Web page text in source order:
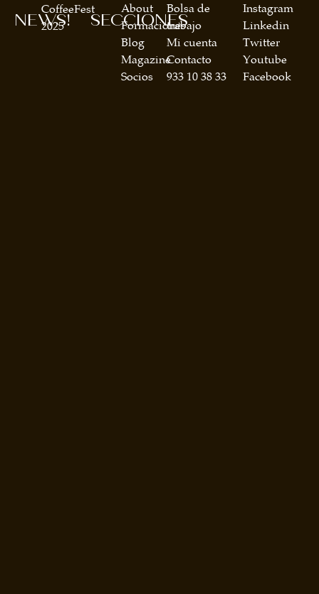
SECCIONES
About
Formaciones
Blog
Magazine
Socios
Bolsa de
trabajo
Mi cuenta
Contacto
933 10 38 33
NEWS!
CoffeeFest
2025
Instagram
Linkedin
Twitter
Youtube
Facebook